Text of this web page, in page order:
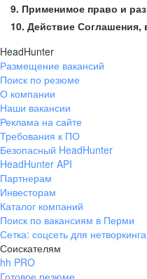
9. Применимое право и
10. Действие Соглашения,
HeadHunter
Размещение вакансий
Поиск по резюме
О компании
Наши вакансии
Реклама на сайте
Требования к ПО
Безопасный HeadHunter
HeadHunter API
Партнерам
Инвесторам
Каталог компаний
Поиск по вакансиям в Перми
Сетка: соцсеть для нетворкинга
Соискателям
hh PRO
Готовое резюме